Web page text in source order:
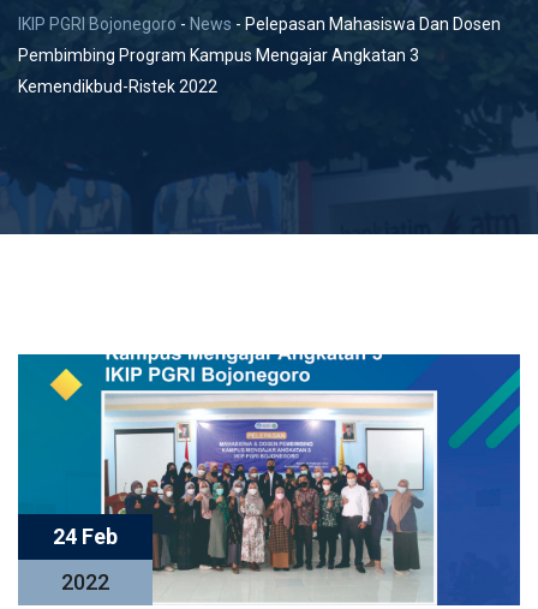
IKIP PGRI Bojonegoro - News - Pelepasan Mahasiswa Dan Dosen
Pembimbing Program Kampus Mengajar Angkatan 3
Kemendikbud-Ristek 2022
24 Feb
2022